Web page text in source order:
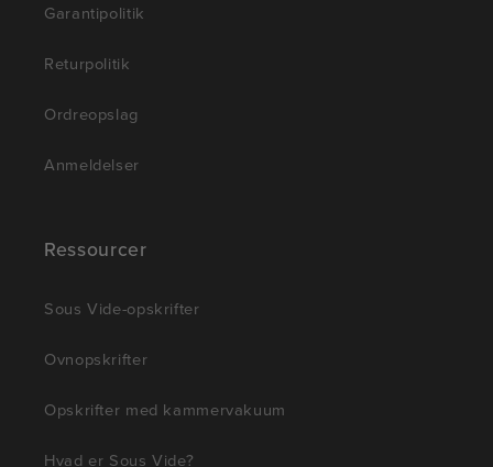
Garantipolitik
Returpolitik
Ordreopslag
Anmeldelser
Ressourcer
Sous Vide-opskrifter
Ovnopskrifter
Opskrifter med kammervakuum
Hvad er Sous Vide?